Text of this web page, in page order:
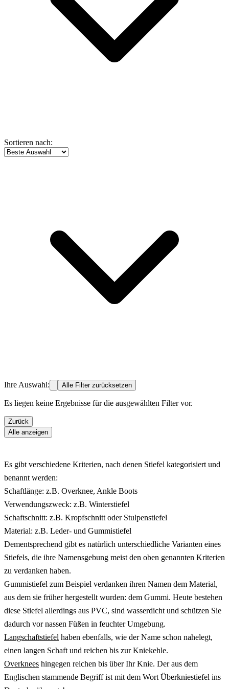
Sortieren nach:
Ihre Auswahl: Alle Filter zurücksetzen
Es liegen keine Ergebnisse für die ausgewählten Filter vor.
Zurück
Alle anzeigen
Es gibt verschiedene Kriterien, nach denen Stiefel kategorisiert und
benannt werden:
Schaftlänge: z.B. Overknee, Ankle Boots
Verwendungszweck: z.B. Winterstiefel
Schaftschnitt: z.B. Kropfschnitt oder Stulpenstiefel
Material: z.B. Leder- und Gummistiefel
Dementsprechend gibt es natürlich unterschiedliche Varianten eines
Stiefels, die ihre Namensgebung meist den oben genannten Kriterien
zu verdanken haben.
Gummistiefel zum Beispiel verdanken ihren Namen dem Material,
aus dem sie früher hergestellt wurden: dem Gummi. Heute bestehen
diese Stiefel allerdings aus PVC, sind wasserdicht und schützen Sie
dadurch vor nassen Füßen in feuchter Umgebung.
Langschaftstiefel haben ebenfalls, wie der Name schon nahelegt,
einen langen Schaft und reichen bis zur Kniekehle.
Overknees hingegen reichen bis über Ihr Knie. Der aus dem
Englischen stammende Begriff ist mit dem Wort Überkniestiefel ins